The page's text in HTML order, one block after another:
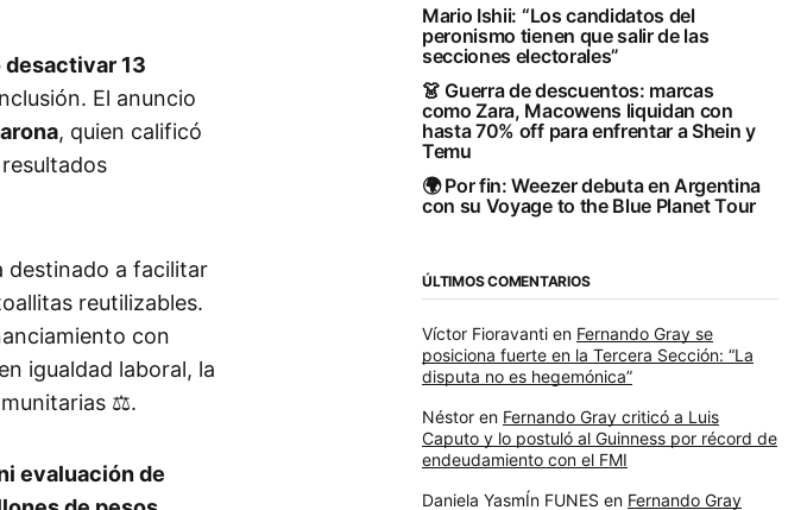
13
El anuncio
, quien calificó
destinado a facilitar
reutilizables.
con
igualdad laboral, la
⚖️.
evaluación de
Mario Ishii: “Los candidatos del
peronismo tienen que salir de las
secciones electorales”
👗 Guerra de descuentos: marcas
como Zara, Macowens liquidan con
hasta 70% off para enfrentar a Shein y
Temu
🌍 Por fin: Weezer debuta en Argentina
con su Voyage to the Blue Planet Tour
ÚLTIMOS COMENTARIOS
Víctor Fioravanti en Fernando Gray se
posiciona fuerte en la Tercera Sección: “La
disputa no es hegemónica”
Néstor en Fernando Gray criticó a Luis
Caputo y lo postuló al Guinness por récord de
endeudamiento con el FMI
Daniela YasmÍn FUNES en Fernando Gray